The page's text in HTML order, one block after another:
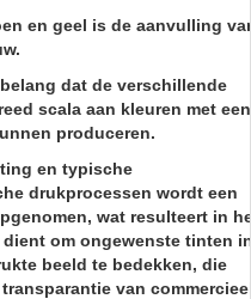
en geel is de aanvulling
dat de verschillende
scala aan kleuren met een
produceren.
en typische
drukprocessen wordt een
wat resulteert in
dient om ongewenste tinten
beeld te bedekken, die
van